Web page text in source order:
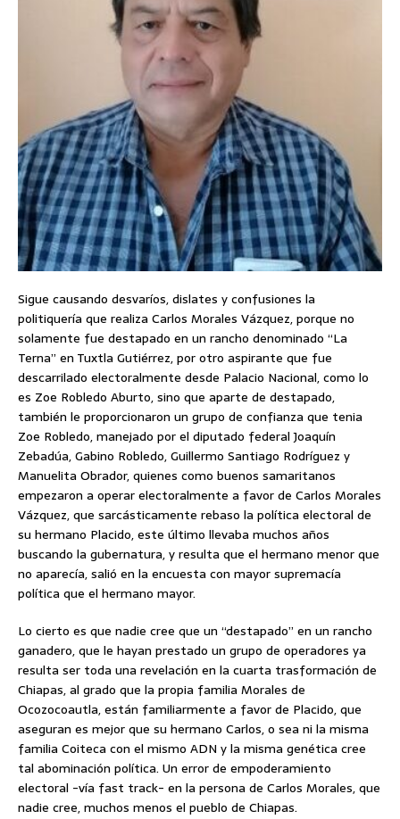
Sigue causando desvaríos, dislates y confusiones la
politiquería que realiza Carlos Morales Vázquez, porque no
solamente fue destapado en un rancho denominado “La
Terna” en Tuxtla Gutiérrez, por otro aspirante que fue
descarrilado electoralmente desde Palacio Nacional, como lo
es Zoe Robledo Aburto, sino que aparte de destapado,
también le proporcionaron un grupo de confianza que tenia
Zoe Robledo, manejado por el diputado federal Joaquín
Zebadúa, Gabino Robledo, Guillermo Santiago Rodríguez y
Manuelita Obrador, quienes como buenos samaritanos
empezaron a operar electoralmente a favor de Carlos Morales
Vázquez, que sarcásticamente rebaso la política electoral de
su hermano Placido, este último llevaba muchos años
buscando la gubernatura, y resulta que el hermano menor que
no aparecía, salió en la encuesta con mayor supremacía
política que el hermano mayor.
Lo cierto es que nadie cree que un “destapado” en un rancho
ganadero, que le hayan prestado un grupo de operadores ya
resulta ser toda una revelación en la cuarta trasformación de
Chiapas, al grado que la propia familia Morales de
Ocozocoautla, están familiarmente a favor de Placido, que
aseguran es mejor que su hermano Carlos, o sea ni la misma
familia Coiteca con el mismo ADN y la misma genética cree
tal abominación política. Un error de empoderamiento
electoral -vía fast track- en la persona de Carlos Morales, que
nadie cree, muchos menos el pueblo de Chiapas.